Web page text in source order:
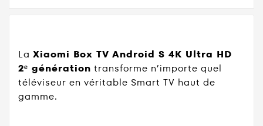
La Xiaomi Box TV Android S 4K Ultra HD
2ᵉ génération transforme n’importe quel
téléviseur en véritable Smart TV haut de
gamme.